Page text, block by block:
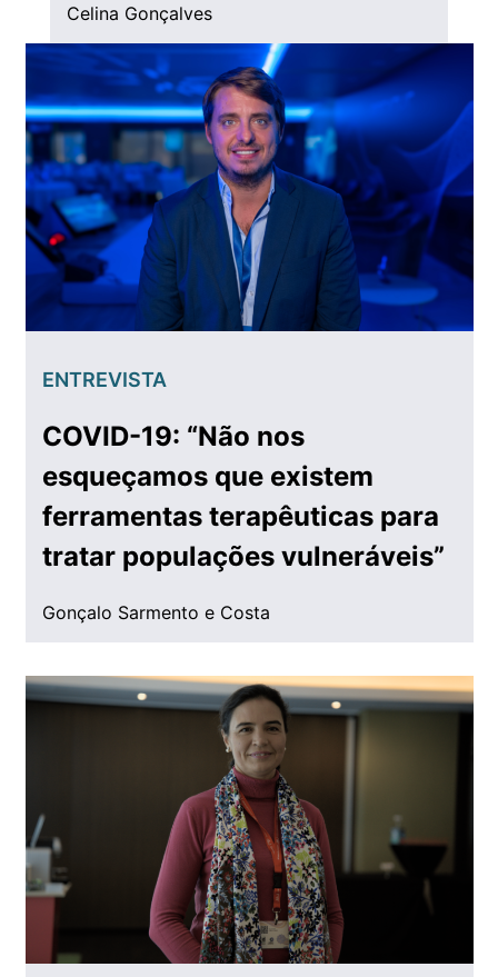
Celina Gonçalves
ENTREVISTA
COVID-19: “Não nos
esqueçamos que existem
ferramentas terapêuticas para
tratar populações vulneráveis”
Gonçalo Sarmento e Costa